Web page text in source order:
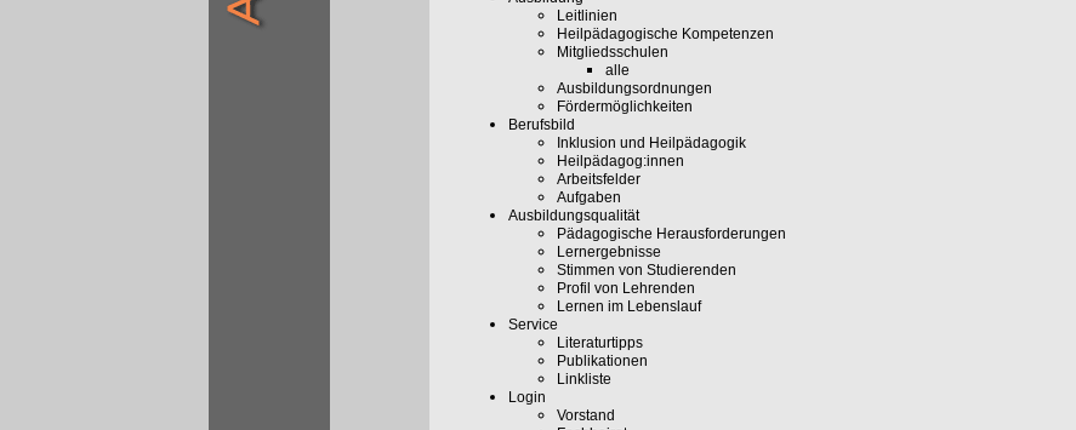
Leitlinien
Heilpädagogische Kompetenzen
Mitgliedsschulen
alle
Ausbildungsordnungen
Fördermöglichkeiten
Berufsbild
Inklusion und Heilpädagogik
Heilpädagog:innen
Arbeitsfelder
Aufgaben
Ausbildungsqualität
Pädagogische Herausforderungen
Lernergebnisse
Stimmen von Studierenden
Profil von Lehrenden
Lernen im Lebenslauf
Service
Literaturtipps
Publikationen
Linkliste
Login
Vorstand